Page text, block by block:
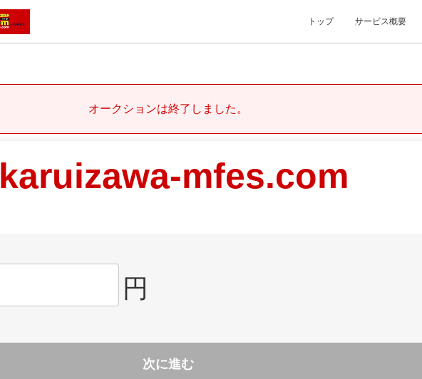
トップ サービス概要
オークションは終了しました。
karuizawa-mfes.com
円
次に進む